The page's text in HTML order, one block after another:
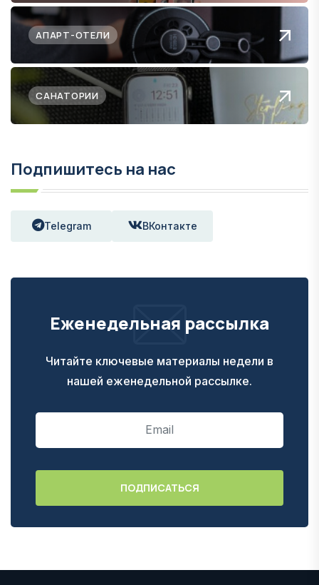
АПАРТ-ОТЕЛИ
САНАТОРИИ
Подпишитесь на нас
Telegram ВКонтакте
Еженедельная рассылка
Читайте ключевые материалы недели в
нашей еженедельной рассылке.